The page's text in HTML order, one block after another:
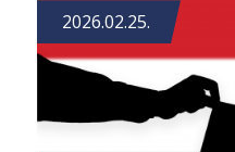
2026.02.25.